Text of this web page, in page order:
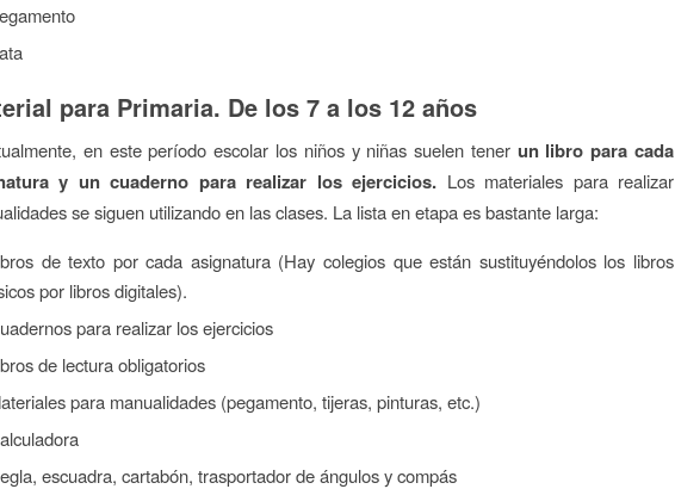
para Primaria. De los 7 a los 12 años
en este período escolar los niños y niñas suelen tener un libro para cada
y un cuaderno para realizar los ejercicios. Los materiales para realizar
se siguen utilizando en las clases. La lista en etapa es bastante larga:
de texto por cada asignatura (Hay colegios que están sustituyéndolos los libros
por libros digitales).
para realizar los ejercicios
de lectura obligatorios
para manualidades (pegamento, tijeras, pinturas, etc.)
escuadra, cartabón, trasportador de ángulos y compás